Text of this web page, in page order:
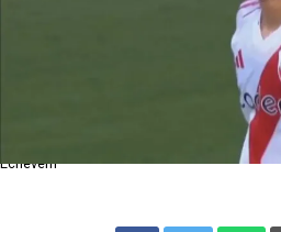
Echeverri